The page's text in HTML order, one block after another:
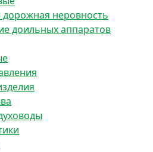
дорожная неровность
доильных аппаратов